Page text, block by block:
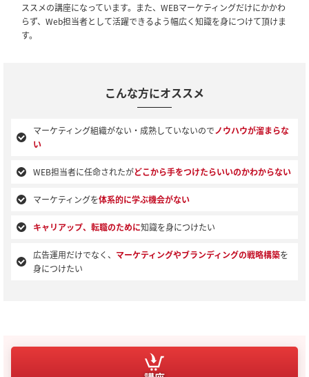
ススメの講座になっています。また、WEBマーケティングだけにかかわ
らず、Web担当者として活躍できるよう幅広く知識を身につけて頂けま
す。
こんな方にオススメ
マーケティング組織がない・成熟していないのでノウハウが溜まらな
い
WEB担当者に任命されたがどこから手をつけたらいいのかわからない
マーケティングを体系的に学ぶ機会がない
キャリアップ、転職のために知識を身につけたい
広告運用だけでなく、 マーケティングやブランディングの戦略構築を
身につけたい